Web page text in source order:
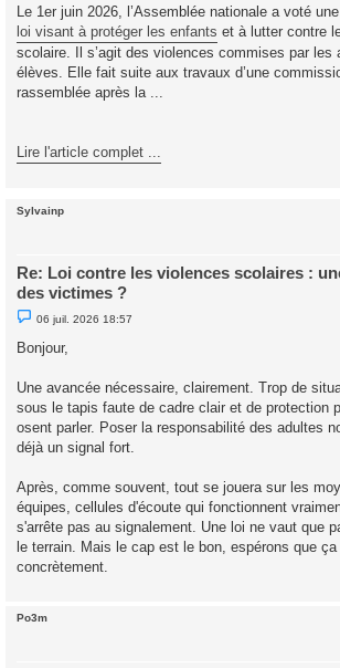
s
a
g
e
n
n
Le 1er juin 2026, l’Assemblée nationale a voté une
loi visant à protéger les enfants et à lutter contre
scolaire. Il s’agit des violences commises par les
élèves. Elle fait suite aux travaux d’une
rassemblée après la ...
Lire l'article complet ...
Sylvainp
Re: Loi contre les violences scolaires :
des victimes ?
M
e
s
e
n
n
l
u
06 juil. 2026 18:57
Bonjour,
Une avancée nécessaire, clairement. Trop de
sous le tapis faute de cadre clair et de protection
osent parler. Poser la responsabilité des adultes
déjà un signal fort.
Après, comme souvent, tout se jouera sur les
équipes, cellules d'écoute qui fonctionnent
s'arrête pas au signalement. Une loi ne vaut que
le terrain. Mais le cap est le bon, espérons que
concrètement.
Po3m